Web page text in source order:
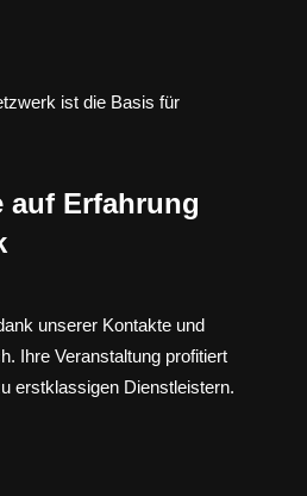
ist die Basis für
auf Erfahrung
unserer Kontakte und
Ihre Veranstaltung profitiert
erstklassigen Dienstleistern.